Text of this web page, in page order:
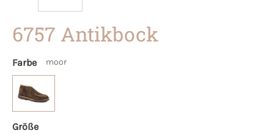
6757 Antikbock
Farbe moor
Größe